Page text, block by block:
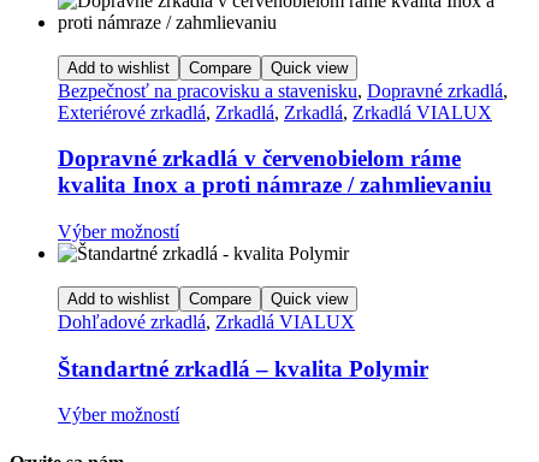
má
variantov.
Možnosti
si
vybrať
na
stránke
Add to wishlist Compare Quick view
Bezpečnosť na pracovisku a stavenisku, Dopravné zrkadlá,
Exteriérové zrkadlá, Zrkadlá, Zrkadlá, Zrkadlá VIALUX
Dopravné zrkadlá v červenobielom ráme
kvalita Inox a proti námraze / zahmlievaniu
Výber možnostíTento
produkt
viacero
variantov.
môžete
vybrať
na
Add to wishlist Compare Quick view
Dohľadové zrkadlá, Zrkadlá VIALUX
Štandartné zrkadlá – kvalita Polymir
Výber možnostíTento